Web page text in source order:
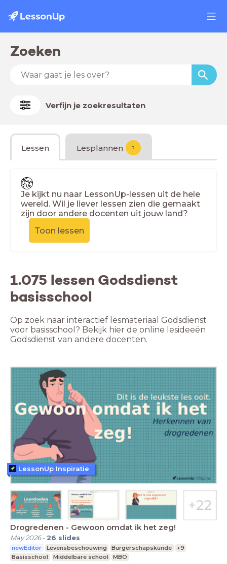
Zoeken
Verfijn je zoekresultaten
Lessen Lesplannen ?
Je kijkt nu naar LessonUp-lessen uit de hele
wereld. Wil je liever lessen zien die gemaakt
zijn door andere docenten uit jouw land?
Toon lessen
1.075 lessen Godsdienst
basisschool
Op zoek naar interactief lesmateriaal Godsdienst
voor basisschool? Bekijk hier de online lesideeën
Godsdienst van andere docenten.
Drogredenen - Gewoon omdat ik het zeg!
May 2026- 26 slides
newEditor Levensbeschouwing Burgerschapskunde
+9
Basisschool
Middelbare school MBO
LessonUp Inspiratie